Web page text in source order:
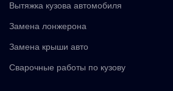
Вытяжка кузова автомобиля
Замена лонжерона
Замена крыши авто
Сварочные работы по кузову